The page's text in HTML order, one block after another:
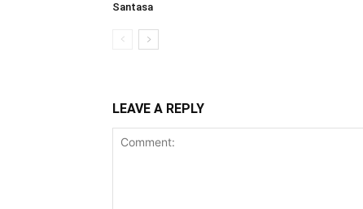
Santasa
LEAVE A REPLY